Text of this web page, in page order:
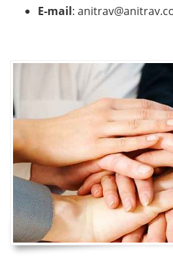
E-mail: